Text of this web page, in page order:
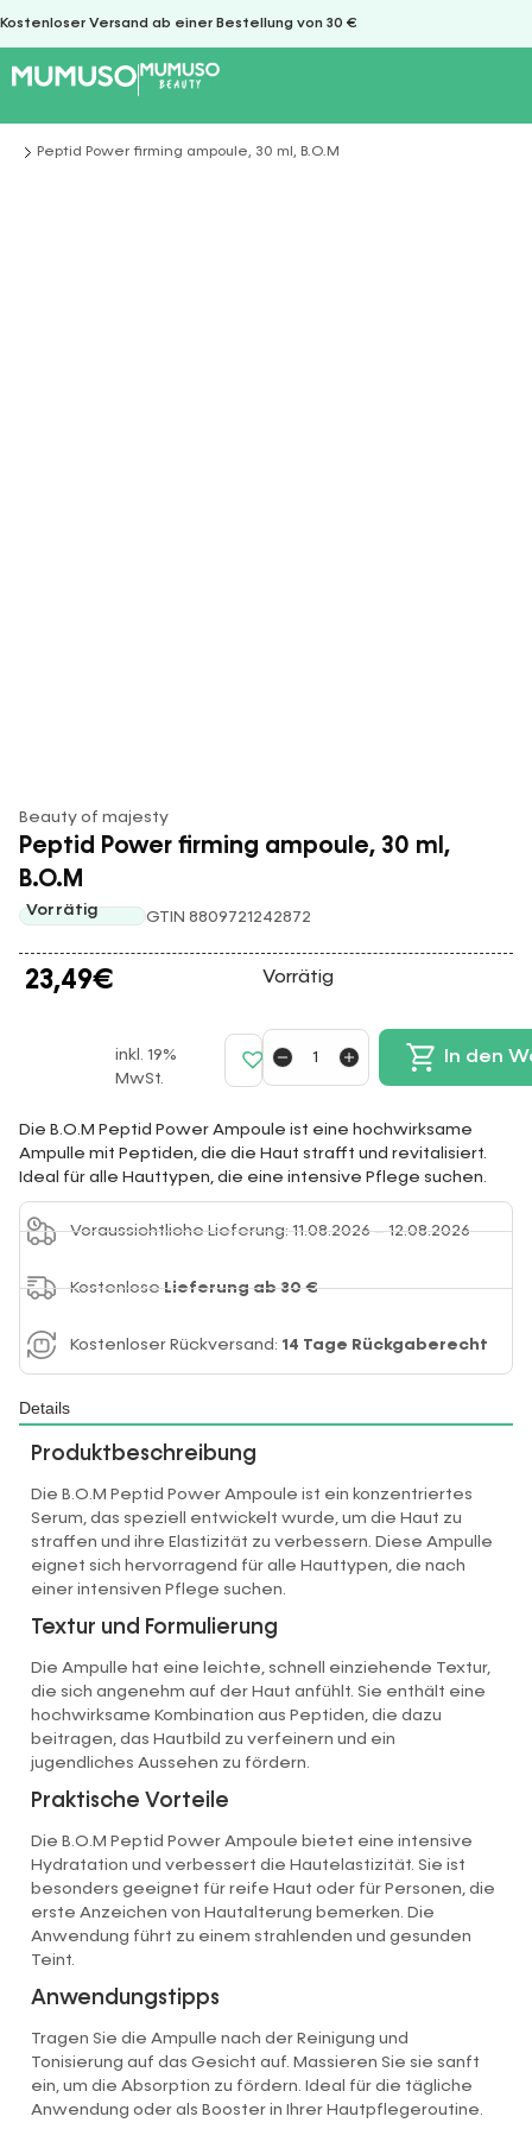
Kostenloser Versand ab einer Bestellung von 30 €
Sie befinden sich hier:
Peptid Power firming ampoule, 30 ml, B.O.M
Beauty of majesty
Peptid Power firming ampoule, 30 ml,
B.O.M
Vorrätig GTIN 8809721242872
23,49€
inkl. 19%
MwSt.
Vorrätig
In den
Die B.O.M Peptid Power Ampoule ist eine hochwirksame
Ampulle mit Peptiden, die die Haut strafft und revitalisiert.
Ideal für alle Hauttypen, die eine intensive Pflege suchen.
Voraussichtliche Lieferung: 11.08.2026 – 12.08.2026
KostenloseLieferung ab 30 €
Kostenloser Rückversand: 14 Tage Rückgaberecht
Details
Produktbeschreibung
Die B.O.M Peptid Power Ampoule ist ein konzentriertes
Serum, das speziell entwickelt wurde, um die Haut zu
straffen und ihre Elastizität zu verbessern. Diese Ampulle
eignet sich hervorragend für alle Hauttypen, die nach
einer intensiven Pflege suchen.
Textur und Formulierung
Die Ampulle hat eine leichte, schnell einziehende Textur,
die sich angenehm auf der Haut anfühlt. Sie enthält eine
hochwirksame Kombination aus Peptiden, die dazu
beitragen, das Hautbild zu verfeinern und ein
jugendliches Aussehen zu fördern.
Praktische Vorteile
Die B.O.M Peptid Power Ampoule bietet eine intensive
Hydratation und verbessert die Hautelastizität. Sie ist
besonders geeignet für reife Haut oder für Personen, die
erste Anzeichen von Hautalterung bemerken. Die
Anwendung führt zu einem strahlenden und gesunden
Teint.
Anwendungstipps
Tragen Sie die Ampulle nach der Reinigung und
Tonisierung auf das Gesicht auf. Massieren Sie sie sanft
ein, um die Absorption zu fördern. Ideal für die tägliche
Anwendung oder als Booster in Ihrer Hautpflegeroutine.